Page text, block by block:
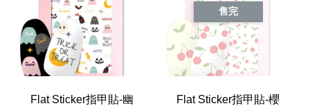
Flat Sticker指甲貼-幽
售完
Flat Sticker指甲貼-櫻